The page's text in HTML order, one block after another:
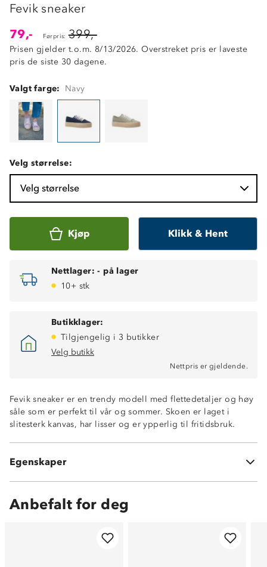
Fevik sneaker
79,-
Førpris: 399,-
Prisen gjelder t.o.m. 8/13/2026. Overstreket pris er laveste
pris de siste 30 dagene.
Valgt farge: Navy
Velg størrelse:
Velg størrelse
Kjøp Klikk & Hent
Nettlager: - på lager
10+ stk
Butikklager:
Tilgjengelig i 3 butikker
Velg butikk
Nettpris er gjeldende.
Fevik sneaker er en trendy modell med flettedetaljer og høy
såle som er perfekt til vår og sommer. Skoen er laget i
slitesterk kanvas, har lisser og er ypperlig til fritidsbruk.
Egenskaper
Perfekt til vår og sommer
Anbefalt for deg